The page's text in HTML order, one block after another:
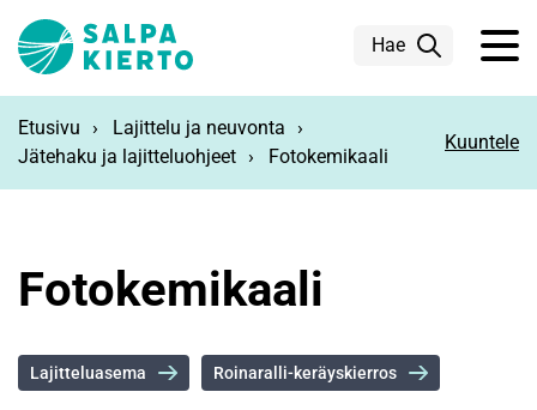
Hae
Etusivu
Lajittelu ja neuvonta
Jätehaku ja lajitteluohjeet
Fotokemikaali
Kuuntele
Fotokemikaali
Lajitteluasema Roinaralli-keräyskierros